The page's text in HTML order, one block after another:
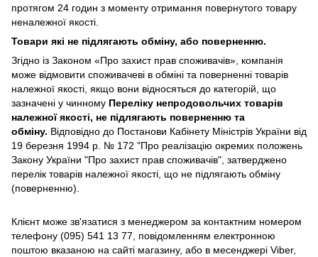
протягом 24 годин з моменту отримання повернутого товару
неналежної якості.
Товари які не підлягають обміну, або поверненню.
Згідно із Законом «Про захист прав споживачів» , компанія
може відмовити споживачеві в обміні та поверненні товарів
належної якості, якщо вони відносяться до категорій, що
зазначені у чинному Переліку непродовольчих товарів
належної якості, не підлягають поверненню та
обміну. Відповідно до Постанови Кабінету Міністрів України від
19 березня 1994 р. № 172 "Про реалізацію окремих положень
Закону України "Про захист прав споживачів", затверджено
перелік товарів належної якості, що не підлягають обміну
(поверненню).
Клієнт може зв'язатися з менеджером за контактним номером
телефону (095) 541 13 77, повідомленням електронною
поштою вказаною на сайті магазину, або в месенджері Viber,